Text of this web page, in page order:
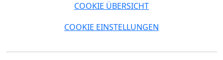
COOKIE ÜBERSICHT
COOKIE EINSTELLUNGEN